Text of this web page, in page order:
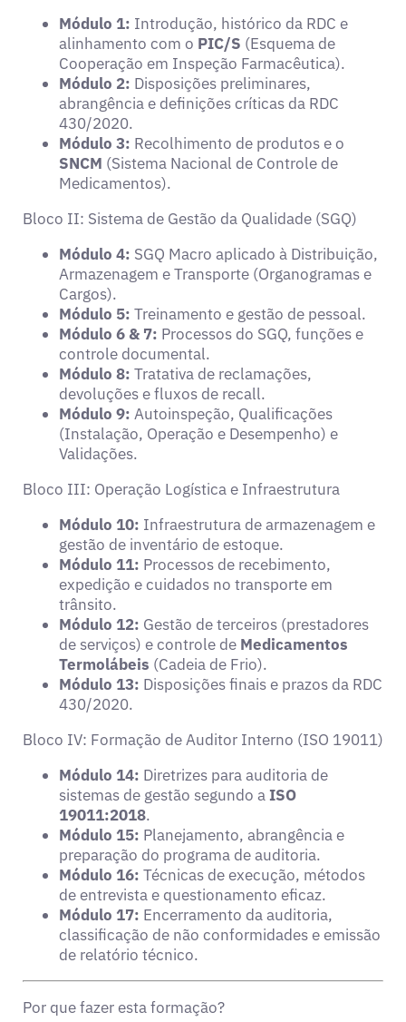
Módulo 1: Introdução, histórico da RDC e
alinhamento com o PIC/S (Esquema de
Cooperação em Inspeção Farmacêutica).
Módulo 2: Disposições preliminares,
abrangência e definições críticas da RDC
430/2020.
Módulo 3: Recolhimento de produtos e o
SNCM (Sistema Nacional de Controle de
Medicamentos).
Bloco II: Sistema de Gestão da Qualidade (SGQ)
Módulo 4: SGQ Macro aplicado à Distribuição,
Armazenagem e Transporte (Organogramas e
Cargos).
Módulo 5: Treinamento e gestão de pessoal.
Módulo 6 & 7: Processos do SGQ, funções e
controle documental.
Módulo 8: Tratativa de reclamações,
devoluções e fluxos de recall.
Módulo 9: Autoinspeção, Qualificações
(Instalação, Operação e Desempenho) e
Validações.
Bloco III: Operação Logística e Infraestrutura
Módulo 10: Infraestrutura de armazenagem e
gestão de inventário de estoque.
Módulo 11: Processos de recebimento,
expedição e cuidados no transporte em
trânsito.
Módulo 12: Gestão de terceiros (prestadores
de serviços) e controle de Medicamentos
Termolábeis (Cadeia de Frio).
Módulo 13: Disposições finais e prazos da RDC
430/2020.
Bloco IV: Formação de Auditor Interno (ISO 19011)
Módulo 14: Diretrizes para auditoria de
sistemas de gestão segundo aISO
19011:2018.
Módulo 15: Planejamento, abrangência e
preparação do programa de auditoria.
Módulo 16: Técnicas de execução, métodos
de entrevista e questionamento eficaz.
Módulo 17: Encerramento da auditoria,
classificação de não conformidades e emissão
de relatório técnico.
Por que fazer esta formação?